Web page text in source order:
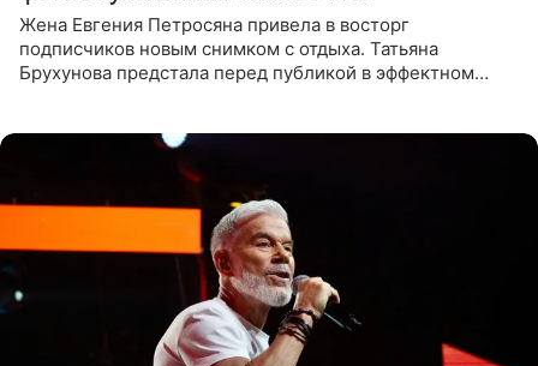
Жена Евгения Петросяна привела в восторг
подписчиков новым снимком с отдыха. Татьяна
Брухунова предстала перед публикой в эффектном